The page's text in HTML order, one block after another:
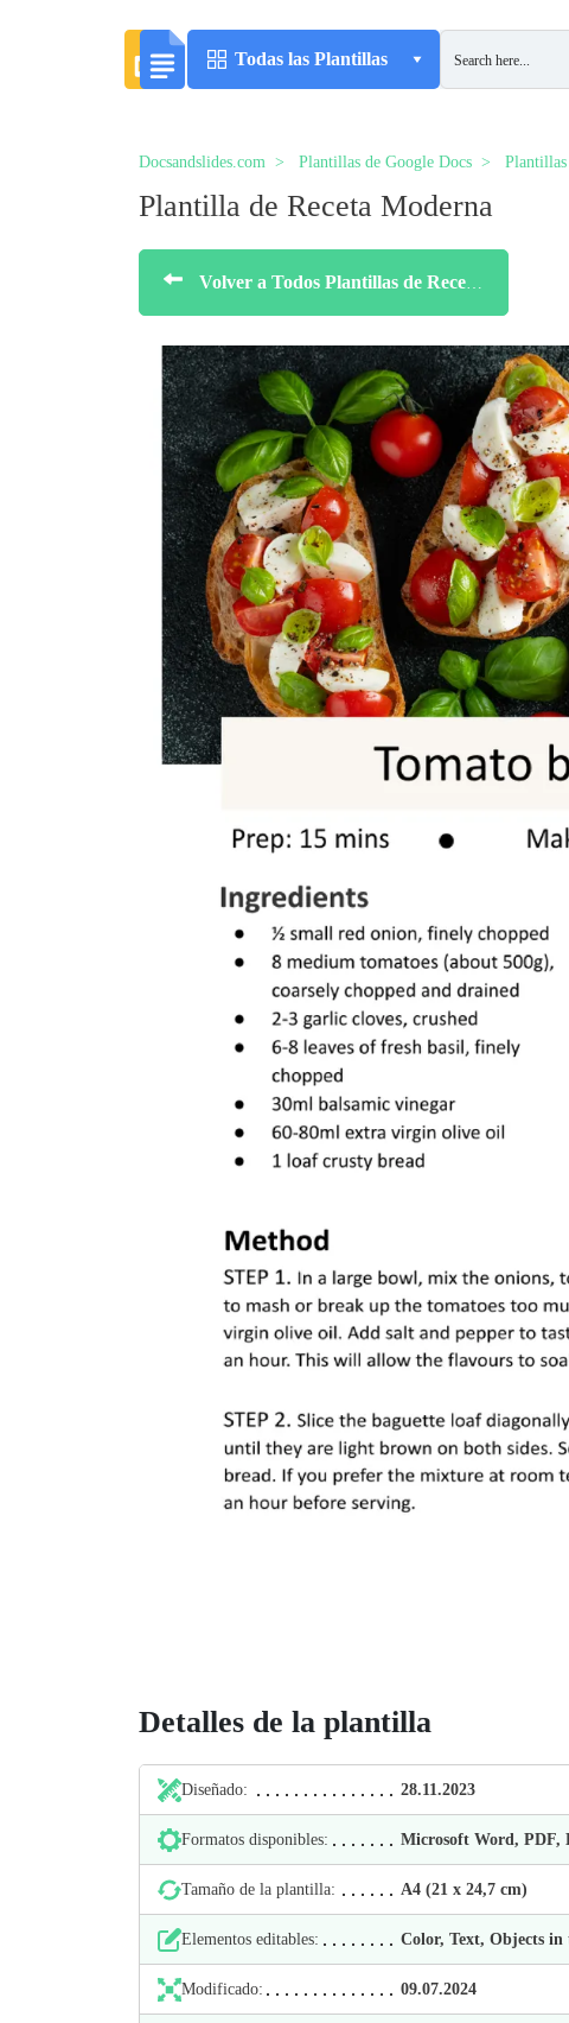
Todas las Plantillas
Docsandslides.com Plantillas de Google Docs Plantillas
Plantilla de Receta Moderna
Volver a Todos Plantillas de Recetas
Detalles de la plantilla
Diseñado: 28.11.2023
Formatos disponibles: Microsoft Word, PDF,
Tamaño de la plantilla: А4 (21 х 24,7 cm)
Elementos editables: Color, Text, Objects in
Modificado: 09.07.2024